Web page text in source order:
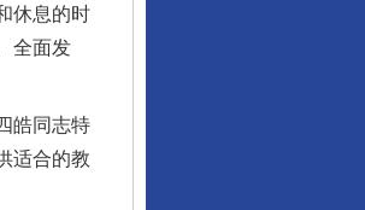
休息的时
全面发
皓同志特
适合的教